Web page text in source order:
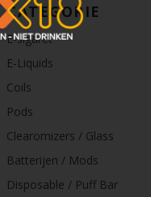
CATEGORIE
E-sigaret
E-Liquids
Coils
Pods
Clearomizers / Glass
Batterijen / Mods
Disposable / Puff Bar